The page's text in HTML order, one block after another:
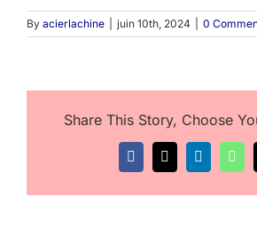
By acierlachine juin 10th, 2024 0
Share This Story, Choose
Facebook
X LinkedIn